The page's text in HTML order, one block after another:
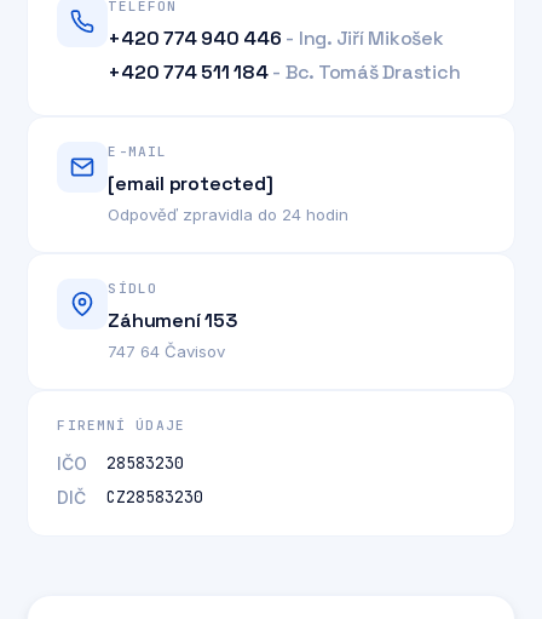
TELEFON
+420 774 940 446 - Ing. Jiří Mikošek
+420 774 511 184 - Bc. Tomáš Drastich
E-MAIL
[email protected]
Odpověď zpravidla do 24 hodin
SÍDLO
Záhumení 153
747 64 Čavisov
FIREMNÍ ÚDAJE
IČO
28583230
DIČ
CZ28583230